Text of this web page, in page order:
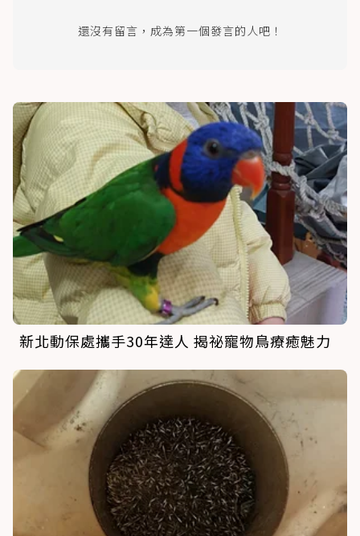
還沒有留言，成為第一個發言的人吧！
新北動保處攜手30年達人 揭祕寵物鳥療癒魅力